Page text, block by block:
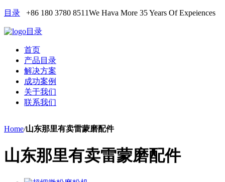
目录 +86 180 3780 8511We Hava More 35 Years Of Expeiences
目录
首页
产品目录
解决方案
成功案例
关于我们
联系我们
Home/山东那里有卖雷蒙磨配件
山东那里有卖雷蒙磨配件